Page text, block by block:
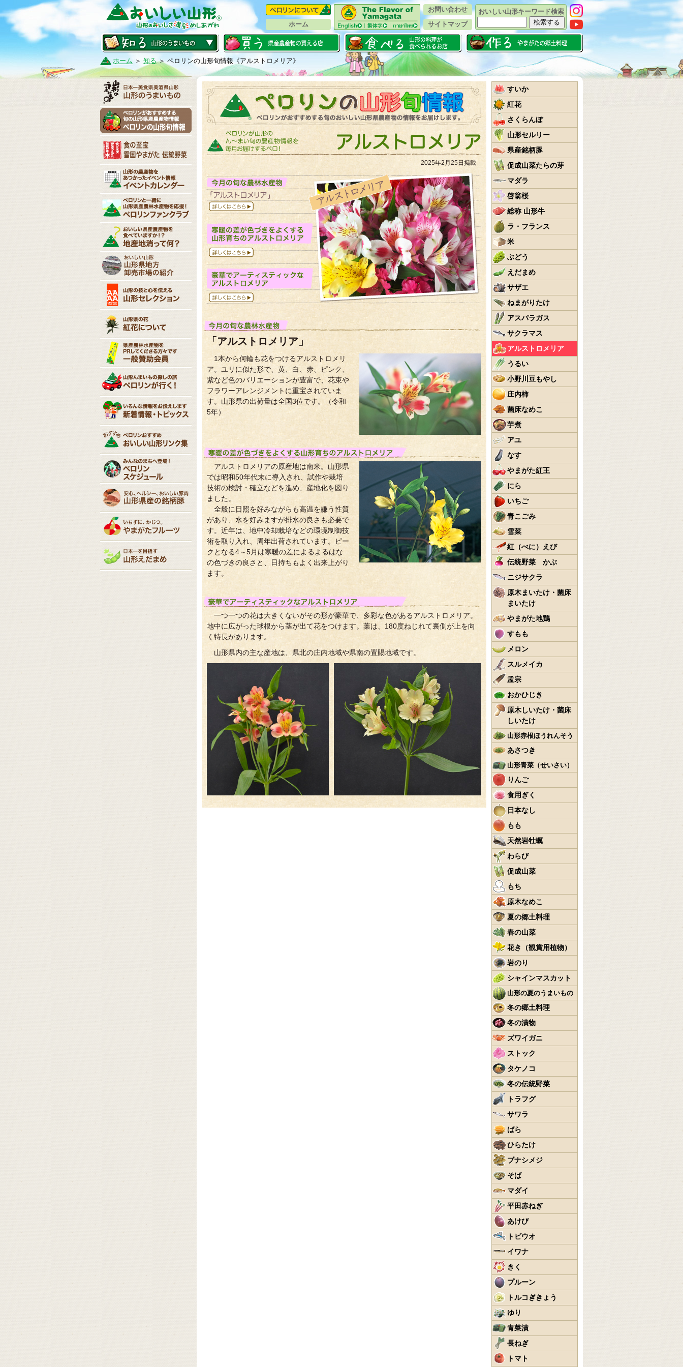
おいしい山形キーワード検索
ホーム
お問い合わせ
サイトマップ
ホーム ＞ 知る＞ ペロリンの山形旬情報《アルストロメリア》
2025年2月25日掲載
「アルストロメリア」
1本から何輪も花をつけるアルストロメリ
ア。ユリに似た形で、黄、白、赤、ピンク、
紫など色のバリエーションが豊富で、花束や
フラワーアレンジメントに重宝されていま
す。山形県の出荷量は全国3位です。（令和
5年）
アルストロメリアの原産地は南米。山形県
では昭和50年代末に導入され、試作や栽培
技術の検討・確立などを進め、産地化を図り
ました。
全般に日照を好みながらも高温を嫌う性質
があり、水を好みますが排水の良さも必要で
す。近年は、地中冷却栽培などの環境制御技
術を取り入れ、周年出荷されています。ピー
クとなる4～5月は寒暖の差によるよるはな
の色づきの良さと、日持ちもよく出来上がり
ます。
一つ一つの花は大きくないがその形が豪華で、多彩な色があるアルストロメリア。
地中に広がった球根から茎が出て花をつけます。葉は、180度ねじれて裏側が上を向
く特長があります。
山形県内の主な産地は、県北の庄内地域や県南の置賜地域です。
すいか
紅花
さくらんぼ
山形セルリー
県産銘柄豚
促成山菜たらの芽
マダラ
啓翁桜
総称 山形牛
ラ・フランス
米
ぶどう
えだまめ
サザエ
ねまがりたけ
アスパラガス
サクラマス
アルストロメリア
うるい
小野川豆もやし
庄内柿
菌床なめこ
芋煮
アユ
なす
やまがた紅王
にら
いちご
青こごみ
雪菜
紅（べに）えび
伝統野菜 かぶ
ニジサクラ
原木まいたけ・菌床
まいたけ
やまがた地鶏
すもも
メロン
スルメイカ
孟宗
おかひじき
原木しいたけ・菌床
しいたけ
山形赤根ほうれんそう
あさつき
山形青菜（せいさい）
りんご
食用ぎく
日本なし
もも
天然岩牡蠣
わらび
促成山菜
もち
原木なめこ
夏の郷土料理
春の山菜
花き（観賞用植物）
岩のり
シャインマスカット
山形の夏のうまいもの
冬の郷土料理
冬の漬物
ズワイガニ
ストック
タケノコ
冬の伝統野菜
トラフグ
サワラ
ばら
ひらたけ
ブナシメジ
そば
マダイ
平田赤ねぎ
あけび
トビウオ
イワナ
きく
プルーン
トルコぎきょう
ゆり
青菜漬
長ねぎ
トマト